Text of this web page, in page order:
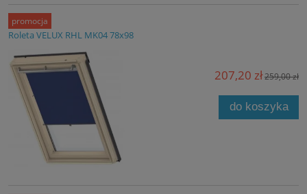
Roleta VELUX RHL MK04 78x98
207,20 zł259,00 zł
do koszyka
promocja